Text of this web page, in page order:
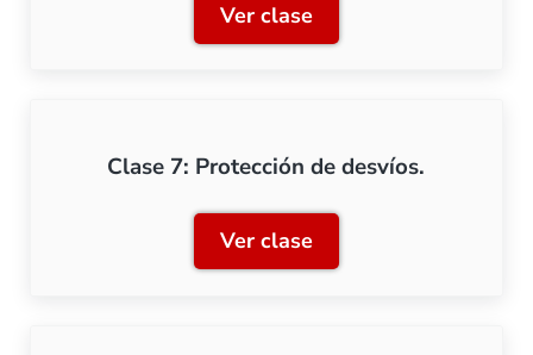
Ver claseClase 6: Control digital
Clase 7: Protección de desvíos.
Ver claseClase 7: Protección de